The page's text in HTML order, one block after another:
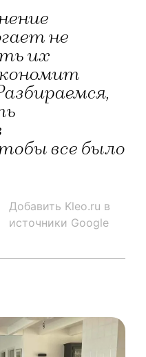
не
их
все было
Добавить Kleo.ru в
источники Google